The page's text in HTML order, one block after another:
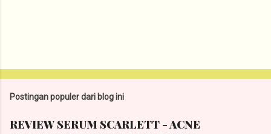
t
n
g
Postingan populer dari blog ini
REVIEW SERUM SCARLETT - ACNE